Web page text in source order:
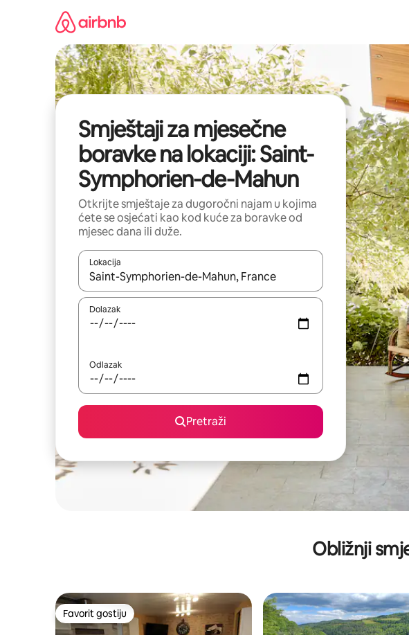
Smještaji za mjesečne
boravke na lokaciji: Saint-
Symphorien-de-Mahun
Otkrijte smještaje za dugoročni najam u kojima
ćete se osjećati kao kod kuće za boravke od
mjesec dana ili duže.
Lokacija
Kad rezultati budu dostupni, krećite se gore i dolje pomoću strelica ili
Dolazak
Odlazak
Pretraži
Obližnji
Favorit gostiju
Favorit gostiju